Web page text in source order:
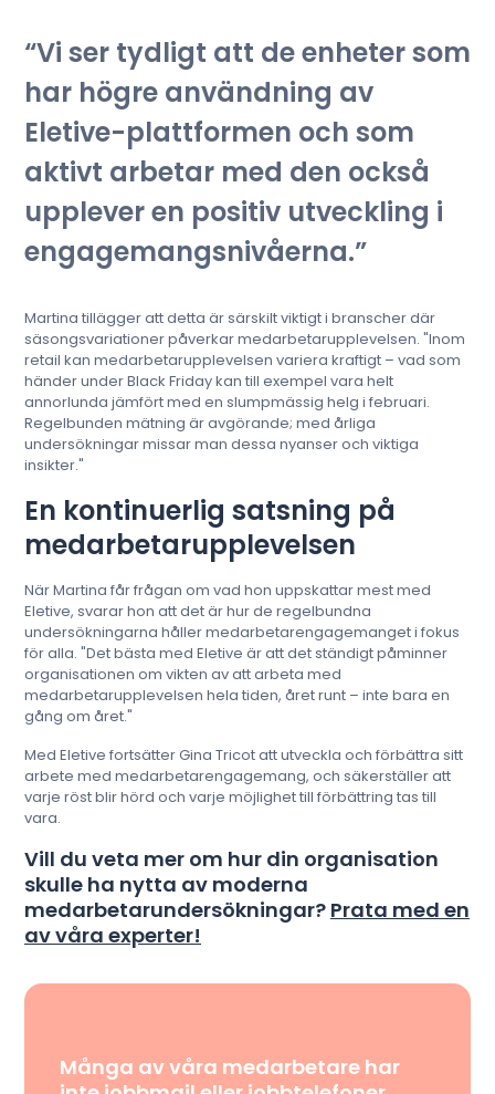
Vi ser tydligt att de enheter som
har högre användning av
Eletive-plattformen och som
aktivt arbetar med den också
upplever en positiv utveckling i
engagemangsnivåerna.
Martina tillägger att detta är särskilt viktigt i branscher där
säsongsvariationer påverkar medarbetarupplevelsen. "Inom
retail kan medarbetarupplevelsen variera kraftigt – vad som
händer under Black Friday kan till exempel vara helt
annorlunda jämfört med en slumpmässig helg i februari.
Regelbunden mätning är avgörande; med årliga
undersökningar missar man dessa nyanser och viktiga
insikter."
En kontinuerlig satsning på
medarbetarupplevelsen
När Martina får frågan om vad hon uppskattar mest med
Eletive, svarar hon att det är hur de regelbundna
undersökningarna håller medarbetarengagemanget i fokus
för alla. "Det bästa med Eletive är att det ständigt påminner
organisationen om vikten av att arbeta med
medarbetarupplevelsen hela tiden, året runt – inte bara en
gång om året."
Med Eletive fortsätter Gina Tricot att utveckla och förbättra sitt
arbete med medarbetarengagemang, och säkerställer att
varje röst blir hörd och varje möjlighet till förbättring tas till
vara.
Vill du veta mer om hur din organisation
skulle ha nytta av moderna
medarbetarundersökningar? Prata med en
av våra experter!
Många av våra medarbetare har